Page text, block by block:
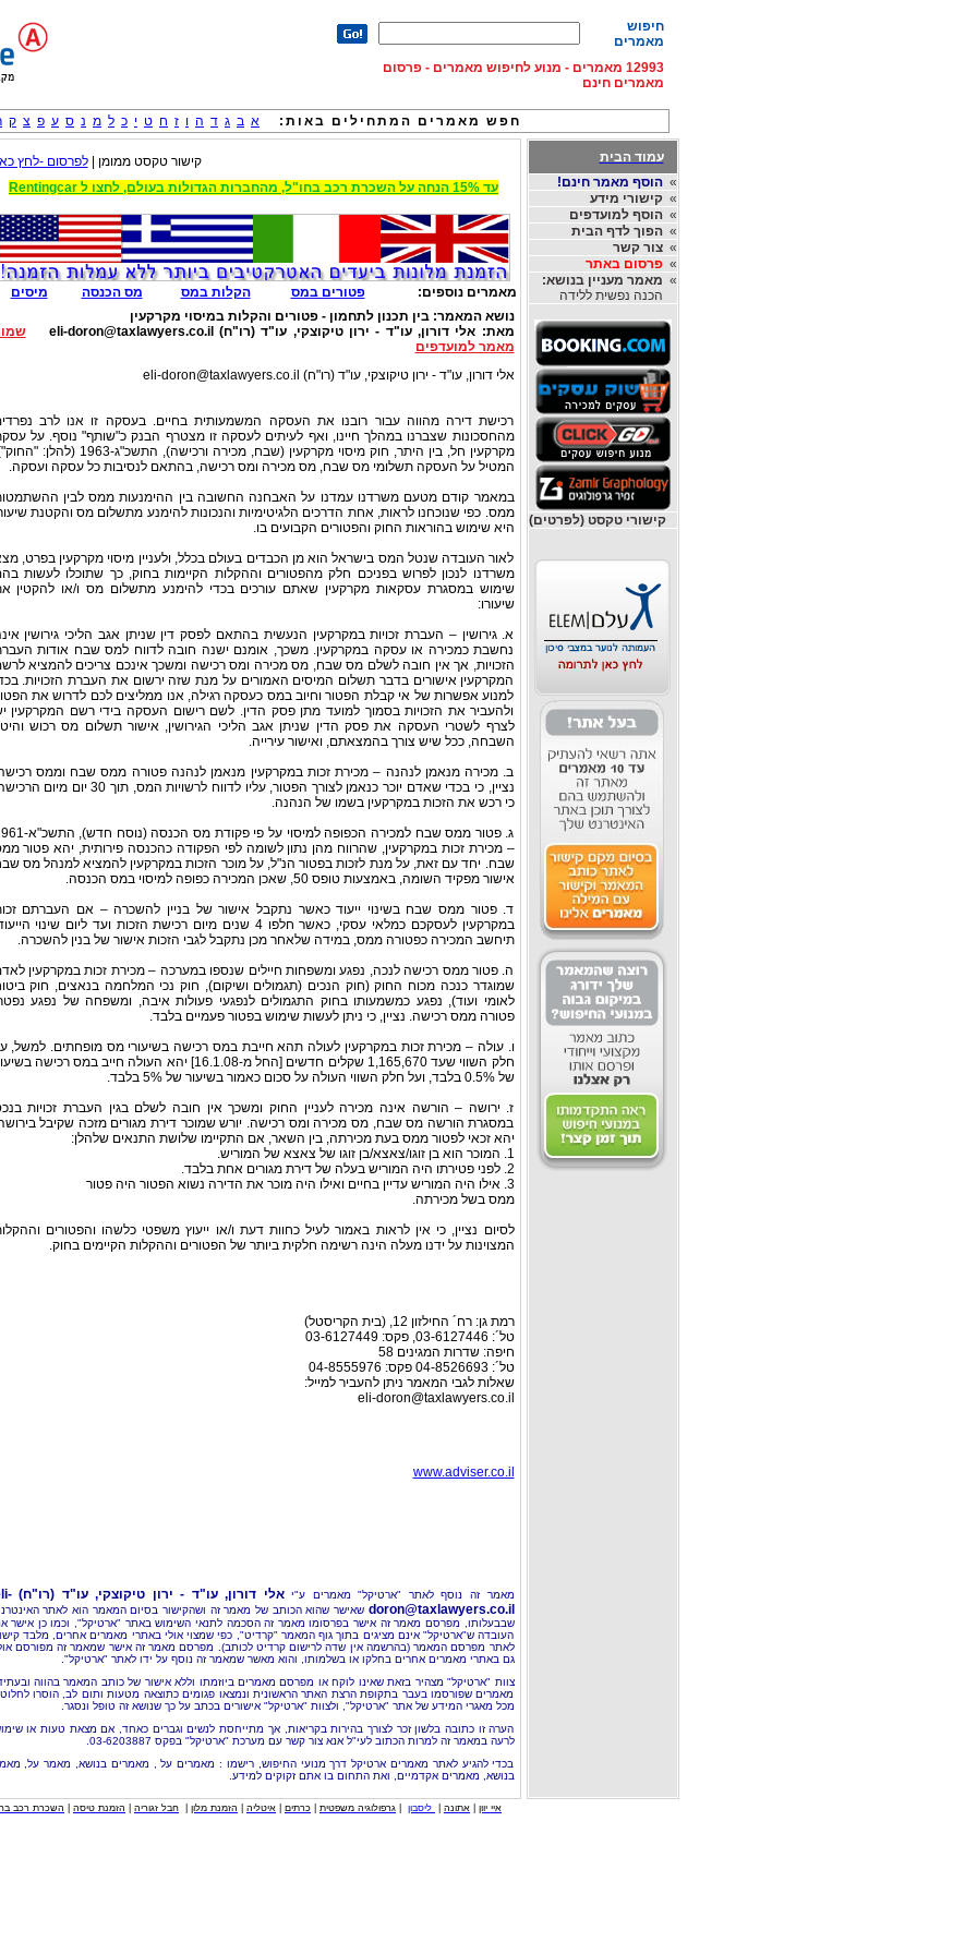
חיפוש
מאמרים
12993 מאמרים - מנוע לחיפוש מאמרים - פרסום
מאמרים חינם
חפש מאמרים המתחילים באות: א ב ג ד ה ו ז ח ט י כ ל מ נ ס ע פ צ ק
עמוד הבית
»הוסף מאמר חינם!
»קישורי מידע
»הוסף למועדפים
»הפוך לדף הבית
»צור קשר
»פרסום באתר
» מאמר מעניין בנושא:
הכנה נפשית ללידה
קישורי טקסט (לפרטים)
קישור טקסט ממומן |לפרסום -לחץ
עד 15% הנחה על השכרת רכב בחו"ל, מהחברות הגדולות בעולם, לחצו ל Rentingcar
מאמרים נוספים: פטורים במס הקלות במס מס הכנסה
מיסים
נושא המאמר:בין תכנון לתחמון - פטורים והקלות במיסוי מקרקעין
מאת: אלי דורון, עו"ד - ירון טיקוצקי, עו"ד (רו"ח) eli-doron@taxlawyers.co.il
מאמר למועדפים
אלי דורון, עו"ד - ירון טיקוצקי, עו"ד (רו"ח) eli-doron@taxlawyers.co.il
רכישת דירה מהווה עבור רובנו את העסקה המשמעותית בחיים. בעסקה זו אנו לרב
מהחסכונות שצברנו במהלך חיינו, ואף לעיתים לעסקה זו מצטרף הבנק כ"שותף" נוסף. על
מקרקעין חל, בין היתר, חוק מיסוי מקרקעין (שבח, מכירה ורכישה), התשכ"ג-1963
המטיל על העסקה תשלומי מס שבח, מס מכירה ומס רכישה, בהתאם לנסיבות כל עסקה ועסקה.
במאמר קודם מטעם משרדנו עמדנו על האבחנה החשובה בין ההימנעות ממס לבין
ממס. כפי שנוכחנו לראות, אחת הדרכים הלגיטימיות והנכונות להימנע מתשלום מס והקטנת
היא שימוש בהוראות החוק והפטורים הקבועים בו.
לאור העובדה שנטל המס בישראל הוא מן הכבדים בעולם בכלל, ולעניין מיסוי מקרקעין בפרט,
משרדנו לנכון לפרוש בפניכם חלק מהפטורים וההקלות הקיימות בחוק, כך שתוכלו לעשות
שימוש במסגרת עסקאות מקרקעין שאתם עורכים בכדי להימנע מתשלום מס ו/או להקטין
שיעורו:
א. גירושין – העברת זכויות במקרקעין הנעשית בהתאם לפסק דין שניתן אגב הליכי גירושין
נחשבת כמכירה או עסקה במקרקעין. משכך, אומנם ישנה חובה לדווח למס שבח אודות
הזכויות, אך אין חובה לשלם מס שבח, מס מכירה ומס רכישה ומשכך אינכם צריכים להמציא
המקרקעין אישורים בדבר תשלום המיסים האמורים על מנת שזה ירשום את העברת הזכויות.
למנוע אפשרות של אי קבלת הפטור וחיוב במס כעסקה רגילה, אנו ממליצים לכם לדרוש את
ולהעביר את הזכויות בסמוך למועד מתן פסק הדין. לשם רישום העסקה בידי רשם המקרקעין
לצרף לשטרי העסקה את פסק הדין שניתן אגב הליכי הגירושין, אישור תשלום מס רכוש
השבחה, ככל שיש צורך בהמצאתם, ואישור עירייה.
ב. מכירה מנאמן לנהנה – מכירת זכות במקרקעין מנאמן לנהנה פטורה ממס שבח וממס
נציין, כי בכדי שאדם יוכר כנאמן לצורך הפטור, עליו לדווח לרשויות המס, תוך 30 יום מיום
כי רכש את הזכות במקרקעין בשמו של הנהנה.
ג. פטור ממס שבח למכירה הכפופה למיסוי על פי פקודת מס הכנסה
– מכירת זכות במקרקעין, שהרווח מהן נתון לשומה לפי הפקודה כהכנסה פירותית, יהא פטור
שבח. יחד עם זאת, על מנת לזכות בפטור הנ"ל, על מוכר הזכות במקרקעין להמציא למנהל מס
אישור מפקיד השומה, באמצעות טופס 50, שאכן המכירה כפופה למיסוי במס הכנסה.
ד. פטור ממס שבח בשינוי ייעוד כאשר נתקבל אישור של בניין להשכרה – אם העברתם
במקרקעין לעסקכם כמלאי עסקי, כאשר חלפו 4 שנים מיום רכישת הזכות ועד ליום שינוי
תיחשב המכירה כפטורה ממס, במידה שלאחר מכן נתקבל לגבי הזכות אישור של בנין להשכרה.
ה. פטור ממס רכישה לנכה, נפגע ומשפחות חיילים שנספו במערכה – מכירת זכות במקרקעין
שמוגדר כנכה מכוח החוק (חוק הנכים (תגמולים ושיקום), חוק נכי המלחמה בנאצים, חוק
לאומי ועוד), נפגע כמשמעותו בחוק התגמולים לנפגעי פעולות איבה, ומשפחה של נפגע
פטורה ממס רכישה. נציין, כי ניתן לעשות שימוש בפטור פעמיים בלבד.
ו. עולה – מכירת זכות במקרקעין לעולה תהא חייבת במס רכישה בשיעורי מס מופחתים. למשל,
חלק השווי שעד 1,165,670 שקלים חדשים [החל מ-16.1.08] יהא העולה חייב במס רכישה
של 0.5% בלבד, ועל חלק השווי העולה על סכום כאמור בשיעור של 5% בלבד.
ז. ירושה – הורשה אינה מכירה לעניין החוק ומשכך אין חובה לשלם בגין העברת זכויות
במסגרת הורשה מס שבח, מס מכירה ומס רכישה. יורש שמוכר דירת מגורים מזכה שקיבל
יהא זכאי לפטור ממס בעת מכירתה, בין השאר, אם התקיימו שלושת התנאים שלהלן:
1. המוכר הוא בן זוגו/צאצא/בן זוגו של צאצא של המוריש.
2. לפני פטירתו היה המוריש בעלה של דירת מגורים אחת בלבד.
3. אילו היה המוריש עדיין בחיים ואילו היה מוכר את הדירה נשוא הפטור היה פטור
ממס בשל מכירתה.
לסיום נציין, כי אין לראות באמור לעיל כחוות דעת ו/או ייעוץ משפטי כלשהו והפטורים
המצוינות על ידנו מעלה הינה רשימה חלקית ביותר של הפטורים וההקלות הקיימים בחוק.
רמת גן: רח´ החילזון 12, (בית הקריסטל)
טל´: 03-6127446, פקס: 03-6127449
חיפה: שדרות המגינים 58
טל´: 04-8526693 פקס: 04-8555976
שאלות לגבי המאמר ניתן להעביר למייל:
eli-doron@taxlawyers.co.il
www.adviser.co.il
מאמר זה נוסף לאתר "ארטיקל" מאמרים ע"יאלי דורון, עו"ד - ירון טיקוצקי, עו"ד (רו"ח)
doron@taxlawyers.co.il שאישר שהוא הכותב של מאמר זה ושהקישור בסיום המאמר הוא לאתר
שבבעלותו, מפרסם מאמר זה אישר בפרסומו מאמר זה הסכמה לתנאי השימוש באתר "ארטיקל", וכמו כן אישר
העובדה ש"ארטיקל" אינם מציגים בתוך גוף המאמר "קרדיט", כפי שמצוי אולי באתרי מאמרים אחרים, מלבד
לאתר מפרסם המאמר (בהרשמה אין שדה לרישום קרדיט לכותב). מפרסם מאמר זה אישר שמאמר זה מפורסם
גם באתרי מאמרים אחרים בחלקו או בשלמותו, והוא מאשר שמאמר זה נוסף על ידו לאתר "ארטיקל".
צוות "ארטיקל" מצהיר בזאת שאינו לוקח או מפרסם מאמרים ביוזמתו וללא אישור של כותב המאמר בהווה
מאמרים שפורסמו בעבר בתקופת הרצת האתר הראשונית ונמצאו פגומים כתוצאה מטעות ותום לב, הוסרו
מכל מאגרי המידע של אתר "ארטיקל", ולצוות "ארטיקל" אישורים בכתב על כך שנושא זה טופל ונסגר.
הערה זו כתובה בלשון זכר לצורך בהירות בקריאות, אך מתייחסת לנשים וגברים כאחד, אם מצאת טעות או
לרעה במאמר זה למרות הכתוב לעי"ל אנא צור קשר עם מערכת "ארטיקל" בפקס 03-6203887.
בכדי להגיע לאתר מאמרים ארטיקל דרך מנועי החיפוש, רישמו : מאמרים על , מאמרים בנושא, מאמר על,
בנושא, מאמרים אקדמיים, ואת התחום בו אתם זקוקים למידע.
איי יוון אתונה ליסבון גרפולוגיה משפטית כרתים איטליה הזמנת מלון חבל זגוריה הזמנת טיסה השכרת רכב